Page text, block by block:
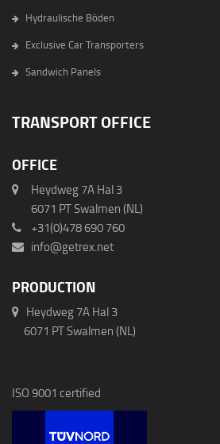
Hydraulische Böden
Exclusive Car Transporters
Sandwich Panels
TRANSPORT OFFICE
OFFICE
Heydweg 7A Hal 3
6071 PT Swalmen (NL)
+31(0)478 690 760
info@getrex.net
PRODUCTION
Heydweg 7A Hal 3
6071 PT Swalmen (NL)
ISO 9001 certified